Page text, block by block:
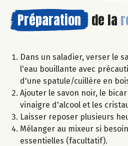
Préparation de la
Dans un saladier, verser le
l'eau bouillante avec
d'une spatule/cuillère en
Ajouter le savon noir, le
vinaigre d'alcool et les
Laisser reposer plusieurs
Mélanger au mixeur si
essentielles (facultatif).